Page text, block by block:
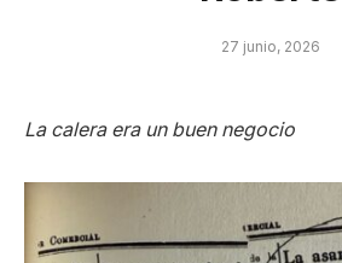
27 junio, 2026
La calera era un buen negocio